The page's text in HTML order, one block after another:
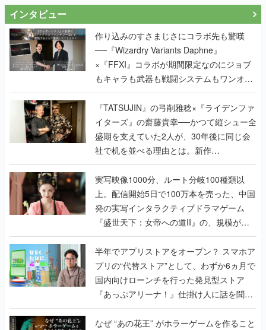
インタビュー
作り込みのすさまじさにコラボ先も驚嘆
──『Wizardry Variants Daphne』
×『FFXI』コラボが期間限定なのにジョブ
もキャラも武器も戦闘システムもワンオフ
で作り込まれた理由を両ディレクターに聞
く
『TATSUJIN』の弓削雅稔×『ライデンファ
イターズ』の齋藤貴幸──かつて縦シュー全
盛期を支えていた2人が、30年後に同じ会
社で机を並べる理由とは。新作
『TATSUJIN EXTREME』で初タッグを組
んだレジェンド2人に訊く開発秘話
実写映像1000分、ルート分岐100種類以
上。配信開始5日で100万本を売った、中国
発の実写インタラクティブドラマゲーム
『盛世天下：女帝への道II』の、規模が違
うこだわりをプロデューサーに聞いた
半年でアプリストアをオープン？ スマホア
プリの“代替ストア”として、わずか6ヵ月で
国内向けローンチを行った発見型ストア
『あっぷアリーナ！』仕掛け人に話を聞い
てみた
なぜ “あの花王” がホラーゲームを作ること